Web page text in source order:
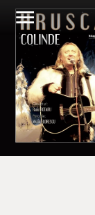
menu